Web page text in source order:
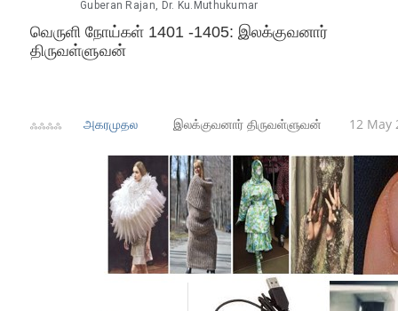
Guberan Rajan, Dr. Ku.Muthukumar
வெருளி நோய்கள் 1401 -1405: இலக்குவனார்
திருவள்ளுவன்
ஃஃஃஃ அகரமுதல இலக்குவனார் திருவள்ளுவன் 12 May